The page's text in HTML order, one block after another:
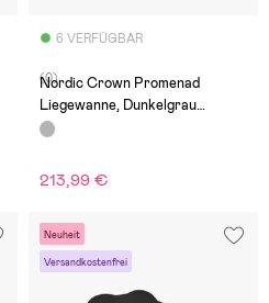
6 VERFÜGBAR
(0)
Nordic Crown Promenad
Liegewanne, Dunkelgrau
Mélange
213,99 €
Neuheit
Versandkostenfrei